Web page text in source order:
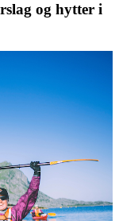
og hytter i